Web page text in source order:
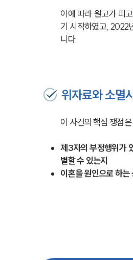
이에 따라 원고가 피
기 시작하였고, 2022
니다.
위자료와 소멸
이 사건의 핵심 쟁점
제3자의 부정행위가
별할 수 있는지
이혼을 원인으로 하